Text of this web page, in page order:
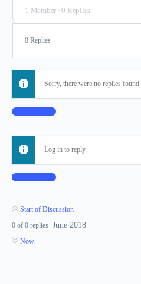
1 Member · 0 Replies
0 Replies
Sorry, there were no replies found.
Log In to Reply
Log in to reply.
Log In to Reply
Start of Discussion
0 of 0 replies June 2018
Now